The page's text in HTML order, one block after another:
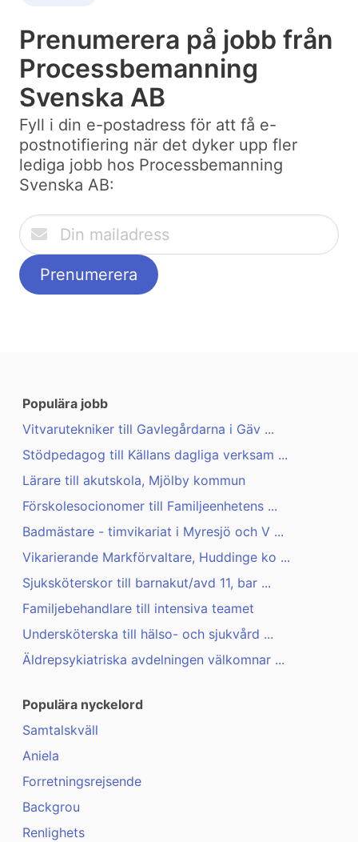
Prenumerera på jobb från
Processbemanning
Svenska AB
Fyll i din e-postadress för att få e-
postnotifiering när det dyker upp fler
lediga jobb hos Processbemanning
Svenska AB:
Populära jobb
Vitvarutekniker till Gavlegårdarna i Gäv ...
Stödpedagog till Källans dagliga verksam ...
Lärare till akutskola, Mjölby kommun
Förskolesocionomer till Familjeenhetens ...
Badmästare - timvikariat i Myresjö och V ...
Vikarierande Markförvaltare, Huddinge ko ...
Sjuksköterskor till barnakut/avd 11, bar ...
Familjebehandlare till intensiva teamet
Undersköterska till hälso- och sjukvård ...
Äldrepsykiatriska avdelningen välkomnar ...
Populära nyckelord
Samtalskväll
Aniela
Forretningsrejsende
Backgrou
Renlighets